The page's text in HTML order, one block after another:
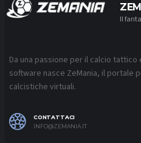
Il
Da una passione per il calcio tattico
software nasce ZeMania, il portale
calcistiche virtuali.
CONTATTACI
INFO@ZEMANIA.IT